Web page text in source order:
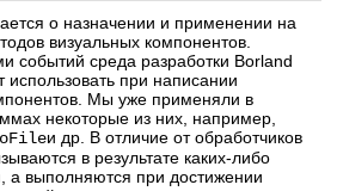
о назначении и применении на
визуальных компонентов.
событий среда разработки Borland
использовать при написании
Мы уже применяли в
некоторые из них, например,
и др. В отличие от обработчиков
в результате каких-либо
а выполняются при достижении